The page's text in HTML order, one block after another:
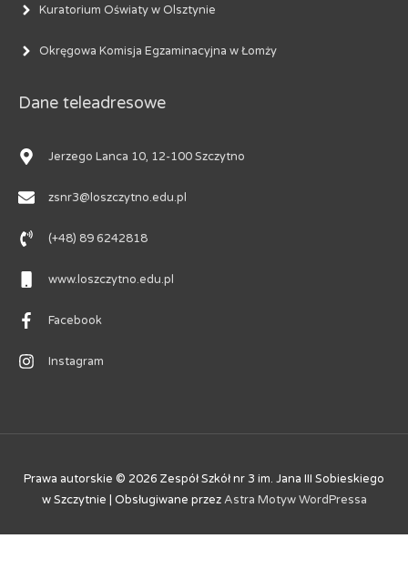
Kuratorium Oświaty w Olsztynie
Okręgowa Komisja Egzaminacyjna w Łomży
Dane teleadresowe
Jerzego Lanca 10, 12-100 Szczytno
zsnr3@loszczytno.edu.pl
(+48) 89 6242818
www.loszczytno.edu.pl
Facebook
Instagram
Prawa autorskie © 2026 Zespół Szkół nr 3 im. Jana III Sobieskiego
w Szczytnie | Obsługiwane przezAstra Motyw WordPressa